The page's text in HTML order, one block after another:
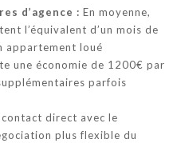
d’agence : En moyenne,
l’équivalent d’un mois de
appartement loué
une économie de 1200€ par
parfois
contact direct avec le
plus flexible du